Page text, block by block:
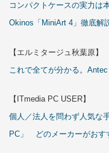
コンパクトケースの実力は
Okinos「MiniArt 4」徹底解
【エルミタージュ秋葉原】
これで全てが分かる。
【ITmedia PC USER】
個人／法人を問わず人気な
PC」 どのメーカーがおす